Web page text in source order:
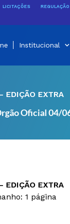
LICITAÇÕES
Institucional
EXTRA
Oficial 04/
EXTRA
1 página